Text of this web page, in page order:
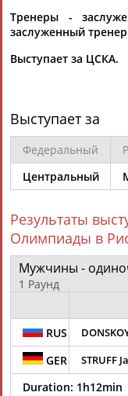
Каримжан
АБДРАХМАНОВ
Аделя
Рамазан
АБДУЛАЕВ
Тагир
Камалудин
АБДУЛДАУДОВ
Тренеры -
заслуженный
Выступает за ЦСКА.
Выступает за
Федеральный
Центральный
Результаты
Олимпиады в
Мужчины -
1 Раунд
RUS
GER
STRUFF
Duration: 1h12min